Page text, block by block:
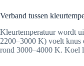
Verband tussen
Kleurtemperatuur wordt
2200–3000 K) voelt knus
rond 3000–4000 K. Koel